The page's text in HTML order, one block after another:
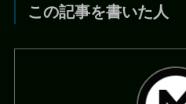
この記事を書いた人